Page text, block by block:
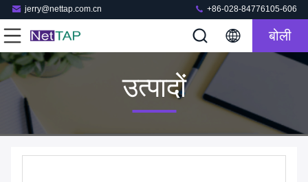
jerry@nettap.com.cn +86-028-84776105-606
बोली
उत्पादों